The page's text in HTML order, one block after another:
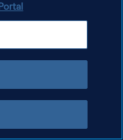
إدارة تفضيلات ملفات تعريف